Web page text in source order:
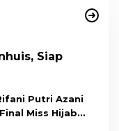
Siap
Putri Azani
Miss Hijab